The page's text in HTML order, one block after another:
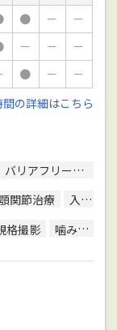
● －
－
－ －
－
● －
－
間の詳細はこちら
バリアフリー対応
関節治療
入れ歯／義歯治療
格撮影 噛み合わせ検査・診断